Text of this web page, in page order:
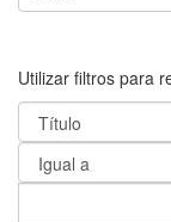
Utilizar filtros para